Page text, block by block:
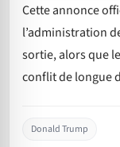
Cette annonce
l’administration
sortie, alors que
conflit de longue
Donald Trump